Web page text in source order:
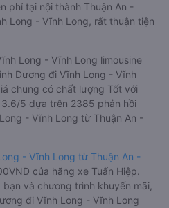
phí tại nội thành Thuận An -
Long - Vĩnh Long, rất thuận tiện
Long - Vĩnh Long limousine
Dương đi Vĩnh Long - Vĩnh
chung có chất lượng Tốt với
5 dựa trên 2385 phản hồi
- Vĩnh Long từ Thuận An -
- Vĩnh Long từ Thuận An -
của hãng xe Tuấn Hiệp.
và chương trình khuyến mãi,
đi Vĩnh Long - Vĩnh Long